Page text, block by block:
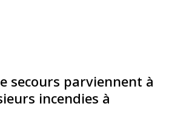
secours parviennent à
incendies à